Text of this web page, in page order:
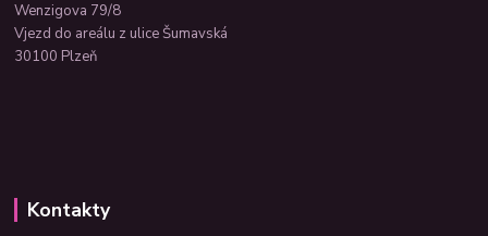
Wenzigova 79/8
Vjezd do areálu z ulice Šumavská
30100 Plzeň
Kontakty